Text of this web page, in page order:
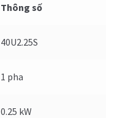
Thông số
40U2.25S
1 pha
0.25 kW